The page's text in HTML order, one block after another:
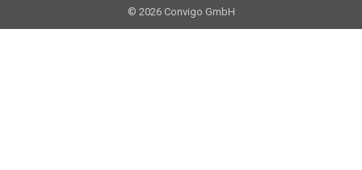
© 2026 Convigo GmbH